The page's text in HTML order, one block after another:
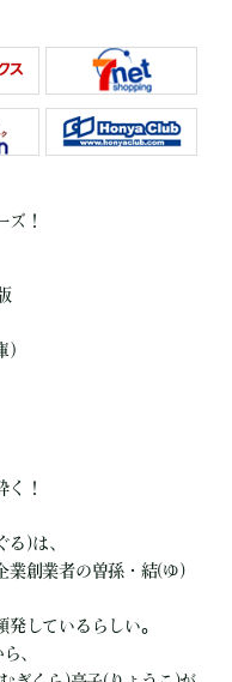
ズ！
く！
)は、
業創業者の曽孫・結(ゆ)
しているらしい。
、